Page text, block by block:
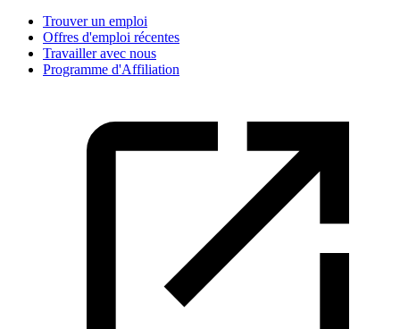
Trouver un emploi
Offres d'emploi récentes
Travailler avec nous
Programme d'Affiliation